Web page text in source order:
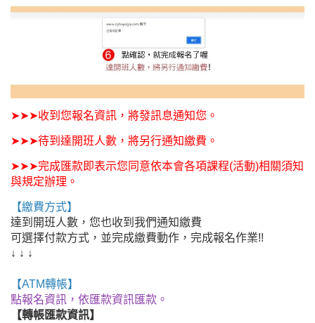
➤➤➤收到您報名資訊，將發訊息通知您。
➤➤➤待到達開班人數，將另行通知繳費。
➤➤➤完成匯款即表示您同意依本會各項課程(活動)相關須知
與規定辦理。
【繳費方式】
達到開班人數，您也收到我們通知繳費
可選擇付款方式，並完成繳費動作，完成報名作業!!
↓ ↓ ↓
【ATM轉帳】
點報名資訊，依匯款資訊匯款。
【轉帳匯款資訊】